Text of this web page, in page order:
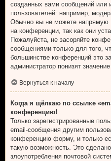
созданных вами сообщений или
пользователей: например,
Обычно вы не можете напрямую
на конференции, так как они
Пожалуйста, не засоряйте
сообщениями только для того,
большинстве конференций это
администратор понизят
Вернуться к началу
Когда я щёлкаю по ссылке
конференцию!
Только зарегистрированные
email-сообщения другим
конференцию форму, и только
такую возможность. Это
злоупотребления почтовой